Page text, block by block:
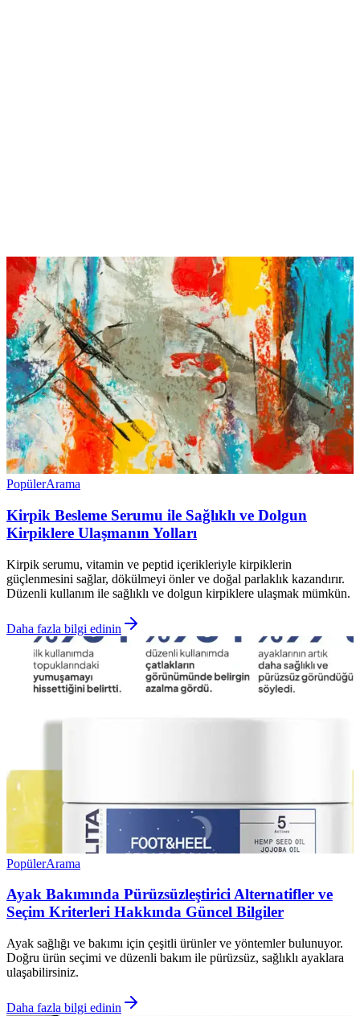
PopülerArama
Kirpik Besleme Serumu ile Sağlıklı ve Dolgun
Kirpiklere Ulaşmanın Yolları
Kirpik serumu, vitamin ve peptid içerikleriyle kirpiklerin
güçlenmesini sağlar, dökülmeyi önler ve doğal parlaklık kazandırır.
Düzenli kullanım ile sağlıklı ve dolgun kirpiklere ulaşmak mümkün.
Daha fazla bilgi edinin
PopülerArama
Ayak Bakımında Pürüzsüzleştirici Alternatifler ve
Seçim Kriterleri Hakkında Güncel Bilgiler
Ayak sağlığı ve bakımı için çeşitli ürünler ve yöntemler bulunuyor.
Doğru ürün seçimi ve düzenli bakım ile pürüzsüz, sağlıklı ayaklara
ulaşabilirsiniz.
Daha fazla bilgi edinin